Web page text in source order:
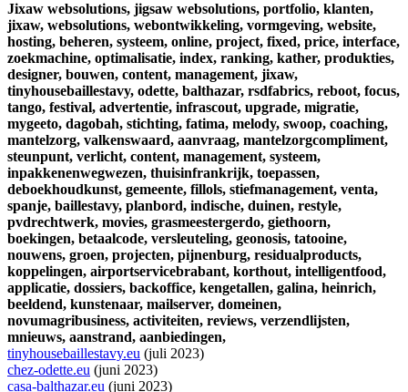
Jixaw websolutions, jigsaw websolutions, portfolio, klanten,
jixaw, websolutions, webontwikkeling, vormgeving, website,
hosting, beheren, systeem, online, project, fixed, price, interface,
zoekmachine, optimalisatie, index, ranking, kather, produkties,
designer, bouwen, content, management, jixaw,
tinyhousebaillestavy, odette, balthazar, rsdfabrics, reboot, focus,
tango, festival, advertentie, infrascout, upgrade, migratie,
mygeeto, dagobah, stichting, fatima, melody, swoop, coaching,
mantelzorg, valkenswaard, aanvraag, mantelzorgcompliment,
steunpunt, verlicht, content, management, systeem,
inpakkenenwegwezen, thuisinfrankrijk, toepassen,
deboekhoudkunst, gemeente, fillols, stiefmanagement, venta,
spanje, baillestavy, planbord, indische, duinen, restyle,
pvdrechtwerk, movies, grasmeestergerdo, giethoorn,
boekingen, betaalcode, versleuteling, geonosis, tatooine,
nouwens, groen, projecten, pijnenburg, residualproducts,
koppelingen, airportservicebrabant, korthout, intelligentfood,
applicatie, dossiers, backoffice, kengetallen, galina, heinrich,
beeldend, kunstenaar, mailserver, domeinen,
novumagribusiness, activiteiten, reviews, verzendlijsten,
mnieuws, aanstrand, aanbiedingen,
tinyhousebaillestavy.eu (juli 2023)
chez-odette.eu (juni 2023)
casa-balthazar.eu (juni 2023)